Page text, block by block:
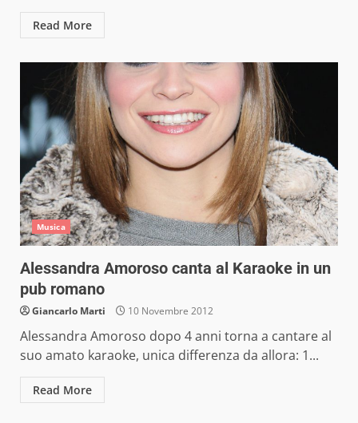
Read More
Musica
Alessandra Amoroso canta al Karaoke in un
pub romano
Giancarlo Marti 10 Novembre 2012
Alessandra Amoroso dopo 4 anni torna a cantare al
suo amato karaoke, unica differenza da allora: 1...
Read More